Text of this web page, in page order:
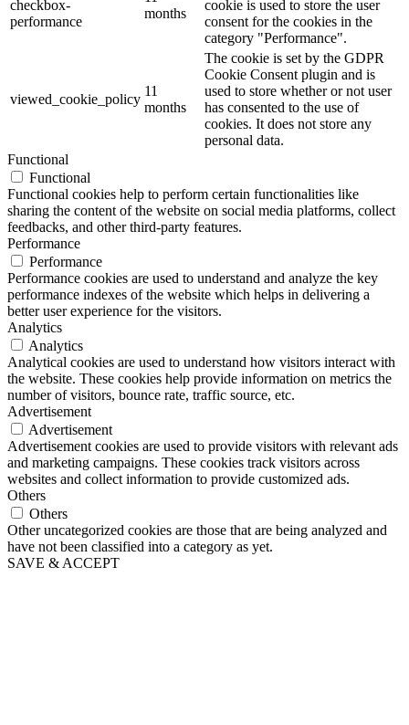
checkbox-
performance
months
cookie is used to store the user
consent for the cookies in the
category "Performance".
viewed_cookie_policy
11
months
The cookie is set by the GDPR
Cookie Consent plugin and is
used to store whether or not user
has consented to the use of
cookies. It does not store any
personal data.
Functional
Functional
Functional cookies help to perform certain functionalities like
sharing the content of the website on social media platforms, collect
feedbacks, and other third-party features.
Performance
Performance
Performance cookies are used to understand and analyze the key
performance indexes of the website which helps in delivering a
better user experience for the visitors.
Analytics
Analytics
Analytical cookies are used to understand how visitors interact with
the website. These cookies help provide information on metrics the
number of visitors, bounce rate, traffic source, etc.
Advertisement
Advertisement
Advertisement cookies are used to provide visitors with relevant ads
and marketing campaigns. These cookies track visitors across
websites and collect information to provide customized ads.
Others
Others
Other uncategorized cookies are those that are being analyzed and
have not been classified into a category as yet.
SAVE & ACCEPT